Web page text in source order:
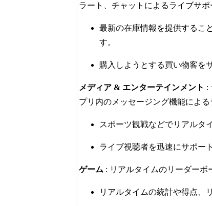
ラート、チャットによるライブサポ
最新の在庫情報を提供するこ
す。
購入しようとする買い物客を
メディア & エンターテインメント :
プリ内のメッセージング機能による
スポーツ観戦などでリアルタ
ライブ視聴者を迅速にサポー
ゲーム : リアルタイムのリーダーボ
リアルタイムの統計や得点、